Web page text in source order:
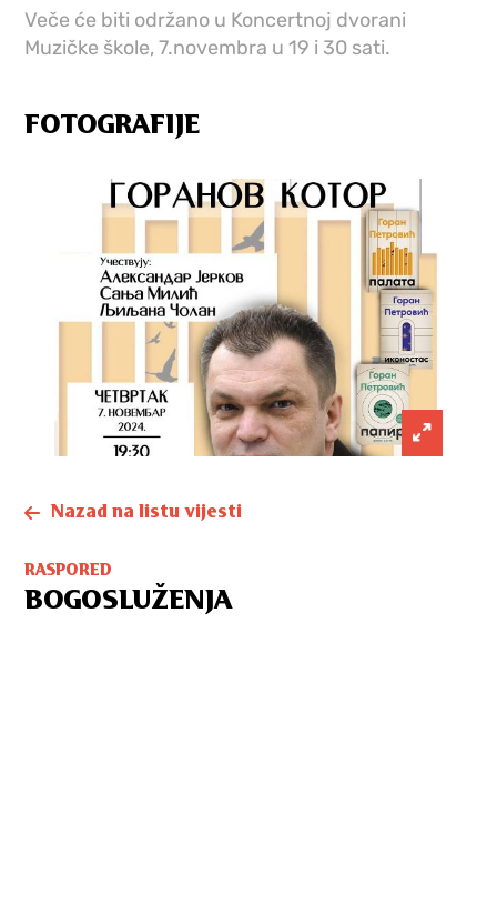
Veče će biti održano u Koncertnoj dvorani
Muzičke škole, 7.novembra u 19 i 30 sati.
FOTOGRAFIJE
Nazad na listu vijesti
RASPORED
BOGOSLUŽENJA